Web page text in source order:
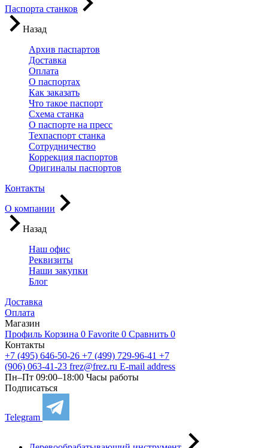
Паспорта станков
Назад
Архив паспартов
Доставка
Оплата
О паспортах
Как заказать
Что такое паспорт
Схема станка
О паспорте на пресс
Техпаспорт станка
Сотрудничество
Коррекция паспортов
Оригиналы паспортов
Контакты
О компании
Назад
Наш офис
Реквизиты
Наши закупки
Блог
Доставка
Оплата
Магазин
Профиль Корзина 0 Favorite 0 Сравнить 0
Контакты
+7 (495) 646-50-26 +7 (499) 729-96-41 +7
(906) 063-41-23 frez@frez.ru E-mail address
Пн–Пт 09:00–18:00 Часы работы
Подписаться
Telegram